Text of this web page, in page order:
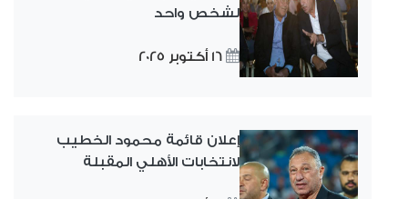
لشخص واحد
16 أكتوبر 2025
إعلان قائمة محمود الخطيب
لانتخابات الأهلي المقبلة